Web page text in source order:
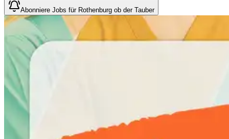
Abonniere Jobs für Rothenburg ob der Tauber